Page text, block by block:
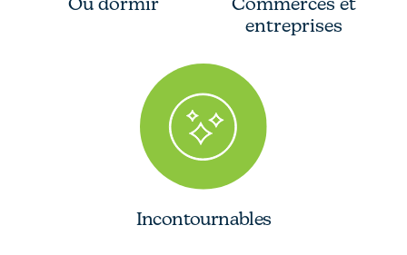
entreprises
Incontournables